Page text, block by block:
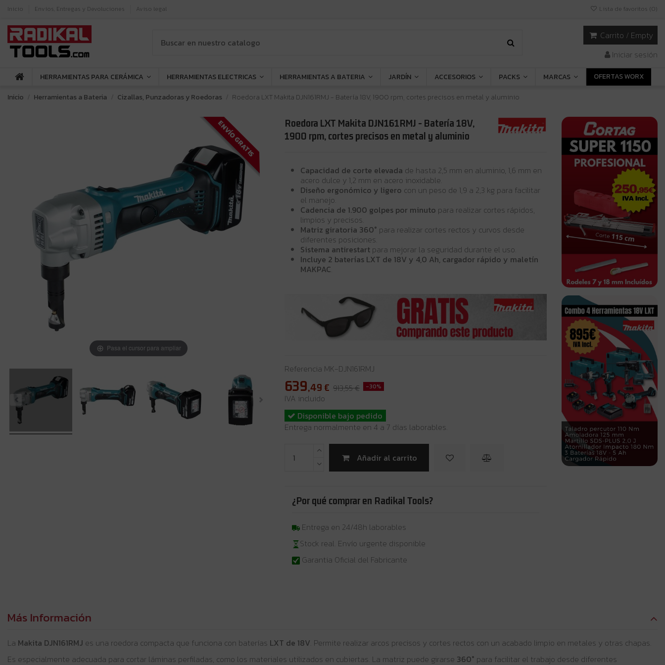
Inicio Envíos, Entregas y Devoluciones Aviso legal Lista de favoritos (0)
Carrito / Empty
Iniciar sesión
HERRAMIENTAS PARA CERÁMICA HERRAMIENTAS ELECTRICAS HERRAMIENTAS A BATERIA JARDÍN ACCESORIOS PACKS MARCAS
OFERTAS WORX
Inicio
Herramientas a Bateria Cizallas, Punzadoras y Roedoras Roedora LXT Makita DJN161RMJ - Batería 18V, 1900 rpm, cortes precisos en metal y aluminio
ENVÍO GRATIS
Pasa el cursor para ampliar
Roedora LXT Makita DJN161RMJ - Batería 18V,
1900 rpm, cortes precisos en metal y aluminio
Capacidad de corte elevada de hasta 2,5 mm en aluminio, 1,6 mm en
acero dulce y 1,2 mm en acero inoxidable.
Diseño ergonómico y ligero con un peso de 1,9 a 2,3 kg para facilitar
el manejo.
Cadencia de 1.900 golpes por minuto para realizar cortes rápidos,
limpios y precisos.
Matriz giratoria 360° para realizar cortes rectos y curvos desde
diferentes posiciones.
Sistema antirestart para mejorar la seguridad durante el uso.
Incluye 2 baterías LXT de 18V y 4,0 Ah, cargador rápido y maletín
MAKPAC.
Referencia MK-DJN161RMJ
639 ,49 € 913,55 € -30%
IVA incluido
Disponible bajo pedido
Entrega normalmente en 4 a 7 días laborables.
Añadir al carrito
¿Por qué comprar en Radikal Tools?
Entrega en 24/48h laborables
Stock real. Envío urgente disponible
Garantia Oficial del Fabricante
Más Información
La Makita DJN161RMJ es una roedora compacta que funciona con baterías LXT de 18V. Permite realizar arcos precisos y cortes rectos con un acabado limpio en metales y otras chapas.
Es especialmente adecuada para cortar láminas perfiladas, como los materiales utilizados en cubiertas. La matriz puede girarse 360° para facilitar el trabajo desde diferentes